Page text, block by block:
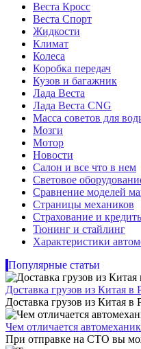
Веста Кросс
Веста Спорт
Жидкости
Климат
Колеса
Коробка передач
Кузов и багажник
Лада Веста
Лада Веста CNG
Масса советов для
Мозги
Мотор
Новости
Салон и все что в нем
Световое
Сравнение моделей
Страницы механиков
Страхование и
Тюнинг и стайлинг
Характеристики
Популярные статьи
Доставка грузов из Китая
Доставка грузов из Китая
Чем отличается
При отправке на СТО вы